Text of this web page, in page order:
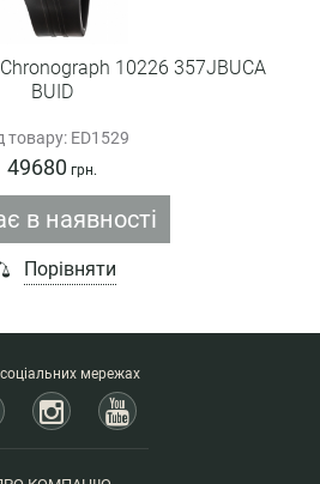
10226 357JBUCA
BUID
товару: ED1529
49680 грн.
в наявності
Порівняти
мережах